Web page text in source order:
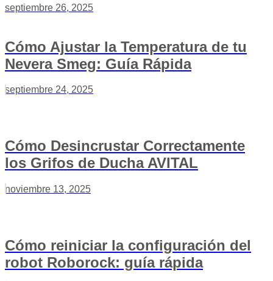
septiembre 26, 2025
Cómo Ajustar la Temperatura de tu
Nevera Smeg: Guía Rápida
septiembre 24, 2025
Cómo Desincrustar Correctamente
los Grifos de Ducha AVITAL
noviembre 13, 2025
Cómo reiniciar la configuración del
robot Roborock: guía rápida